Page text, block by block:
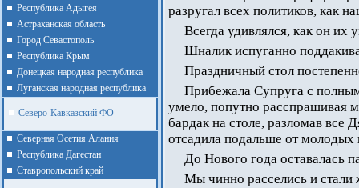
Республика Адыгея
Астраханская область
Город Севастополь
Республика Крым
Донецкая народная республика
Луганская народная республика
Северо-Кавказский ФО
Северная Осетия Алания
Республика Дагестан
Ставропольский край
разругал всех политиков, как
Всегда удивлялся, как он
Шналик испуганно
Праздничный стол
Прибежала Супруга с
умело, попутно расспрашивая
бардак на столе, разломав все
отсадила подальше от
До Нового года оставалась
Мы чинно расселись и стали